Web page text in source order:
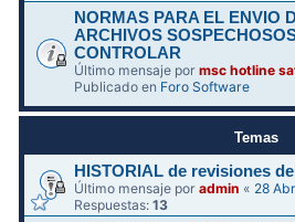
NORMAS PARA EL ENVIO
ARCHIVOS
CONTROLAR
Último mensaje pormsc hotline
Publicado en Foro Software
Temas
HISTORIAL de revisiones
Último mensaje poradmin « 28
Respuestas:13